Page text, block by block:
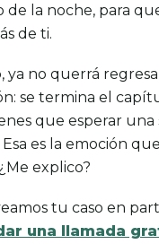
la noche, para
de ti.
ya no querrá
se termina el
que esperar una
es la emoción
explico?
tu caso en
una llamada